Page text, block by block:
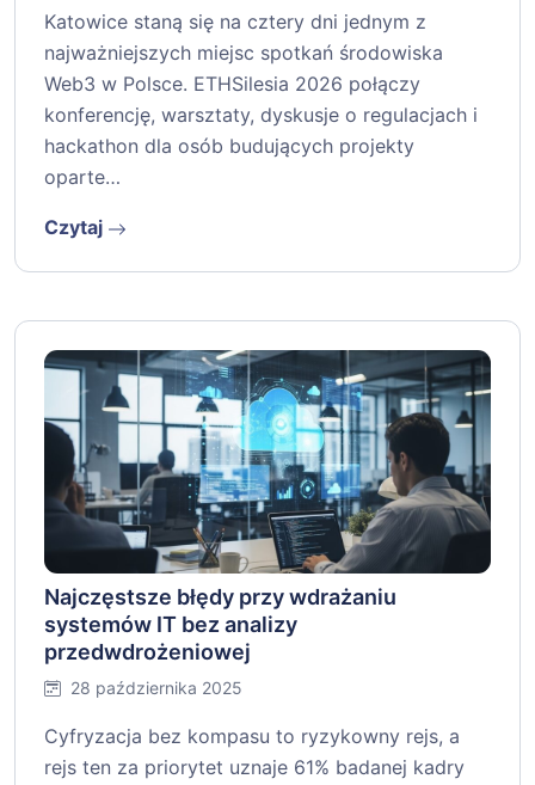
Katowice staną się na cztery dni jednym z
najważniejszych miejsc spotkań środowiska
Web3 w Polsce. ETHSilesia 2026 połączy
konferencję, warsztaty, dyskusje o regulacjach i
hackathon dla osób budujących projekty
oparte…
Czytaj
Najczęstsze błędy przy wdrażaniu
systemów IT bez analizy
przedwdrożeniowej
28 października 2025
Cyfryzacja bez kompasu to ryzykowny rejs, a
rejs ten za priorytet uznaje 61% badanej kadry